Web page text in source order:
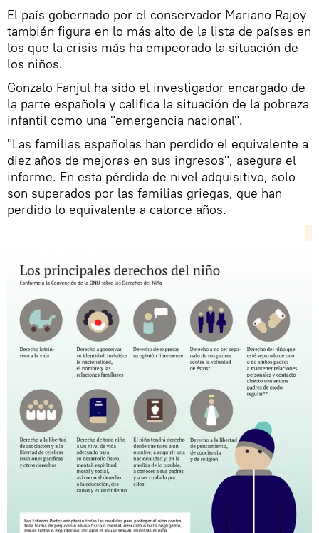
El país gobernado por el conservador Mariano Rajoy
también figura en lo más alto de la lista de países en
los que la crisis más ha empeorado la situación de
los niños.
Gonzalo Fanjul ha sido el investigador encargado de
la parte española y califica la situación de la pobreza
infantil como una "emergencia nacional".
"Las familias españolas han perdido el equivalente a
diez años de mejoras en sus ingresos", asegura el
informe. En esta pérdida de nivel adquisitivo, solo
son superados por las familias griegas, que han
perdido lo equivalente a catorce años.